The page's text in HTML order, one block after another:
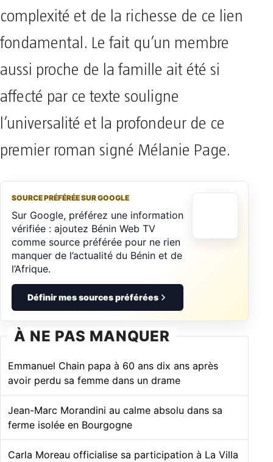
complexité et de la richesse de ce lien
fondamental. Le fait qu’un membre
aussi proche de la famille ait été si
affecté par ce texte souligne
l’universalité et la profondeur de ce
premier roman signé Mélanie Page.
SOURCE PRÉFÉRÉE SUR GOOGLE
Sur Google, préférez une information
vérifiée : ajoutez Bénin Web TV
comme source préférée pour ne rien
manquer de l’actualité du Bénin et de
l’Afrique.
Définir mes sources préférées
À NE PAS MANQUER
Emmanuel Chain papa à 60 ans dix ans après
avoir perdu sa femme dans un drame
Jean-Marc Morandini au calme absolu dans sa
ferme isolée en Bourgogne
Carla Moreau officialise sa participation à La Villa